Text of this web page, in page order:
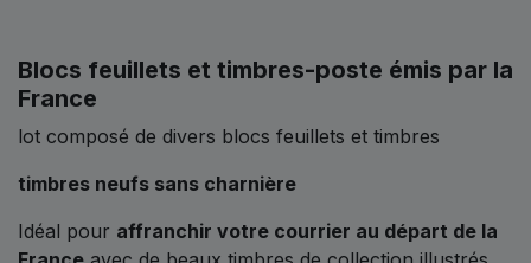
Blocs feuillets et timbres-poste émis par la
France
lot composé de divers blocs feuillets et timbres
timbres neufs sans charnière
Idéal pour affranchir votre courrier au départ de la